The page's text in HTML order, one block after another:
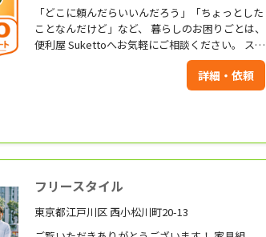
「どこに頼んだらいいんだろう」「ちょっとした
ことなんだけど」など、 暮らしのお困りごとは、
便利屋 Sukettoへお気軽にご相談ください。 スタ
ッフ一人一人、親切な心でお客様に寄り添ってま
● 訪問先ごとに手指消毒します。 ● フィジカ
詳細・依頼
フリースタイル
東京都江戸川区 西小松川町20-13